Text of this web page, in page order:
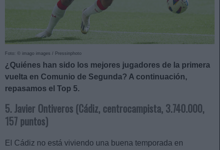
Foto: © imago images / Pressinphoto
¿Quiénes han sido los mejores jugadores de la primera
vuelta en Comunio de Segunda? A continuación,
repasamos el Top 5.
5. Javier Ontiveros (Cádiz, centrocampista, 3.740.000,
157 puntos)
El Cádiz no está viviendo una buena temporada en